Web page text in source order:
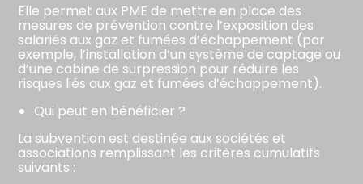
Elle permet aux PME de mettre en place des
mesures de prévention contre l’exposition des
salariés aux gaz et fumées d’échappement (par
exemple, l’installation d’un système de captage ou
d’une cabine de surpression pour réduire les
risques liés aux gaz et fumées d’échappement).
Qui peut en bénéficier ?
La subvention est destinée aux sociétés et
associations remplissant les critères cumulatifs
suivants :